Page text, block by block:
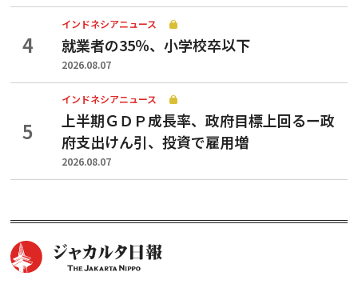
インドネシアニュース
就業者の35％、小学校卒以下
2026.08.07
インドネシアニュース
上半期ＧＤＰ成長率、政府目標上回るー政
府支出けん引、投資で雇用増
2026.08.07